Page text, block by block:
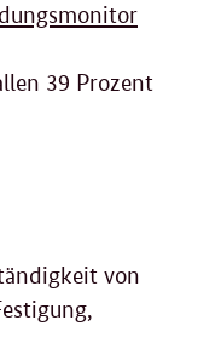
39 Prozent
von